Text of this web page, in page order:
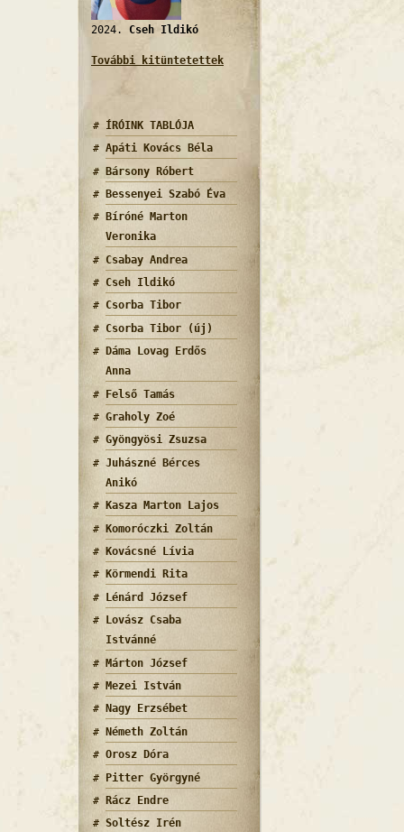
kis csikó III. tartalommal kapcsolatosan
kiscsikó II. tartalommal kapcsolatosan
kiscsikó tartalommal kapcsolatosan
2024. Cseh Ildikó
További kitüntetettek
ÍRÓINK TABLÓJA
Apáti Kovács Béla
Bársony Róbert
Bessenyei Szabó Éva
Bíróné Marton
Veronika
Csabay Andrea
Cseh Ildikó
Csorba Tibor
Csorba Tibor (új)
Dáma Lovag Erdős
Anna
Felső Tamás
Graholy Zoé
Gyöngyösi Zsuzsa
Juhászné Bérces
Anikó
Kasza Marton Lajos
Komoróczki Zoltán
Kovácsné Lívia
Körmendi Rita
Lénárd József
Lovász Csaba
Istvánné
Márton József
Mezei István
Nagy Erzsébet
Németh Zoltán
Orosz Dóra
Pitter Györgyné
Rácz Endre
Soltész Irén